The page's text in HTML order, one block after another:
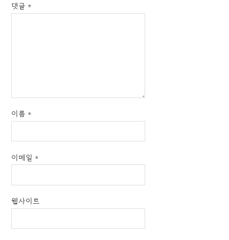
댓글 *
이름 *
이메일 *
웹사이트